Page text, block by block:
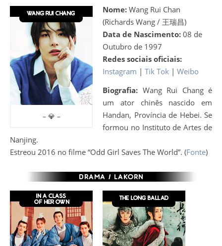
– 💎 –
Nome: Wang Rui Chan
(Richards Wang / 王瑞昌)
Data de Nascimento: 08 de
Outubro de 1997
Redes sociais oficiais:
Instagram | Tik Tok | Weibo
Biografia: Wang Rui Chang é
um ator chinês nascido em
Handan, Província de Hebei. Se
formou no Instituto de Artes de
Nanjing.
Estreou 2016 no filme “Odd Girl Saves The World”. (Fonte)